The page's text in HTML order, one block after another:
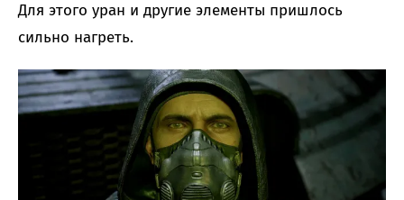
Для этого уран и другие элементы пришлось
сильно нагреть.